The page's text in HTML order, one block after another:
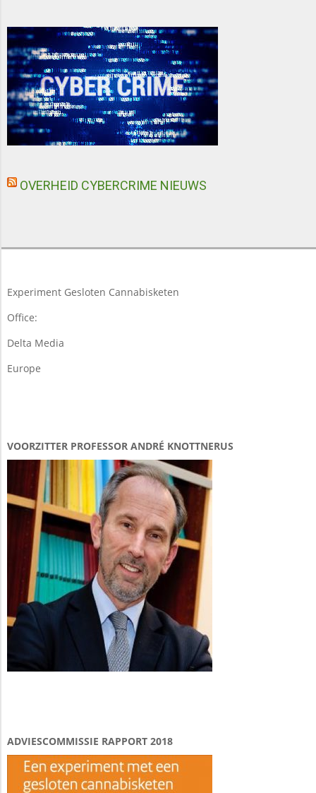
OVERHEID CYBERCRIME NIEUWS
Experiment Gesloten Cannabisketen
Office:
Delta Media
Europe
VOORZITTER PROFESSOR ANDRÉ KNOTTNERUS
ADVIESCOMMISSIE RAPPORT 2018